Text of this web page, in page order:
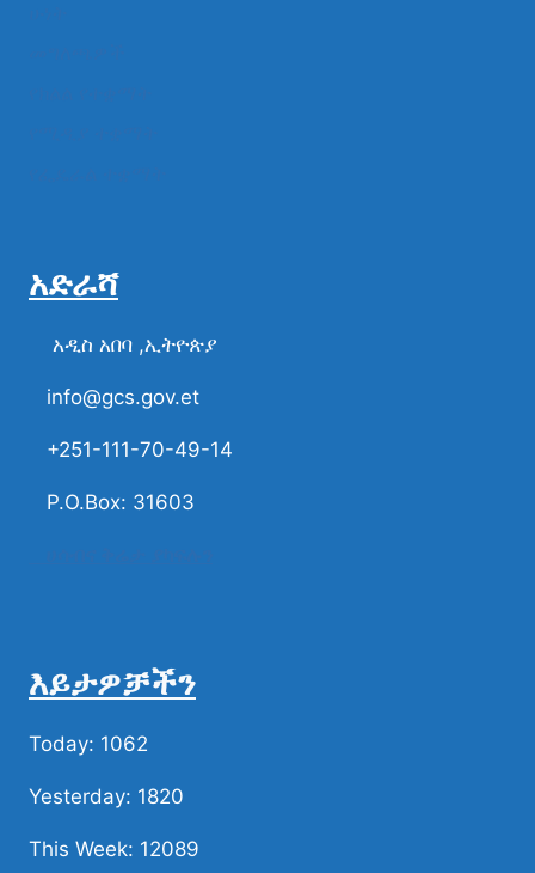
አድራሻ
አዲስ አበባ ,ኢትዮጵያ
info@gcs.gov.et
+251-111-70-49-14
P.O.Box: 31603
እይታዎቻችን
Today: 1062
Yesterday: 1820
This Week: 12089